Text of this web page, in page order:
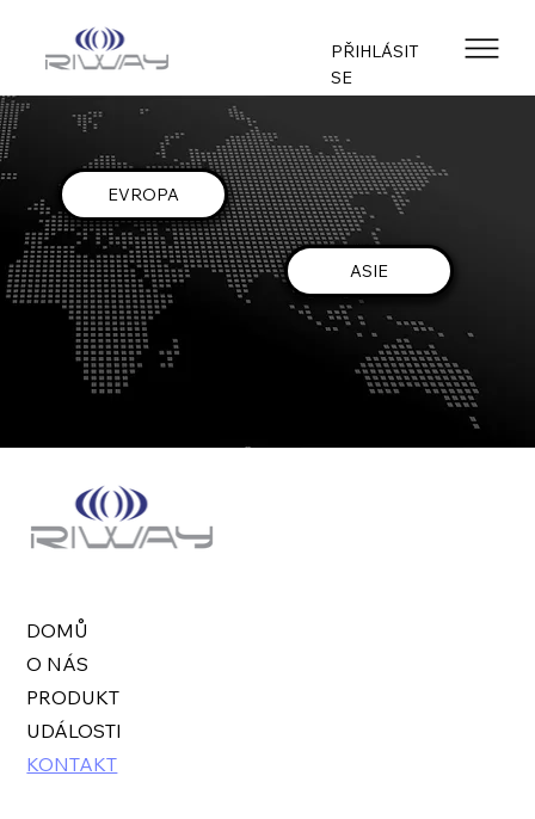
PŘIHLÁSIT
SE
EVROPA
ASIE
DOMŮ
O NÁS
PRODUKT
UDÁLOSTI
KONTAKT